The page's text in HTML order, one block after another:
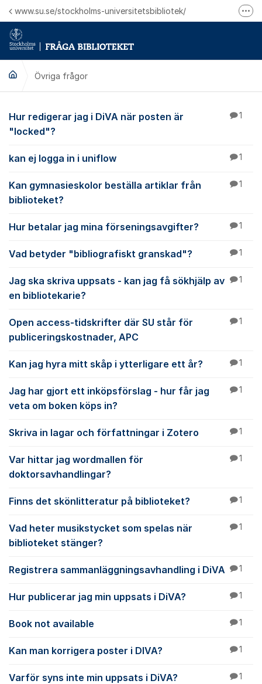
Hoppa till innehåll
www.su.se/stockholms-universitetsbibliotek/
Övriga frågor
Övriga frågor
Hur redigerar jag i DiVA när posten är
"locked"?
1
kan ej logga in i uniflow 1
Kan gymnasieskolor beställa artiklar från
biblioteket?
1
Hur betalar jag mina förseningsavgifter? 1
Vad betyder "bibliografiskt granskad"? 1
Jag ska skriva uppsats - kan jag få sökhjälp av
en bibliotekarie?
1
Open access-tidskrifter där SU står för
publiceringskostnader, APC
1
Kan jag hyra mitt skåp i ytterligare ett år? 1
Jag har gjort ett inköpsförslag - hur får jag
veta om boken köps in?
1
Skriva in lagar och författningar i Zotero 1
Var hittar jag wordmallen för
doktorsavhandlingar?
1
Finns det skönlitteratur på biblioteket? 1
Vad heter musikstycket som spelas när
biblioteket stänger?
1
Registrera sammanläggningsavhandling i DiVA 1
Hur publicerar jag min uppsats i DiVA? 1
Book not available 1
Kan man korrigera poster i DIVA? 1
Varför syns inte min uppsats i DiVA? 1